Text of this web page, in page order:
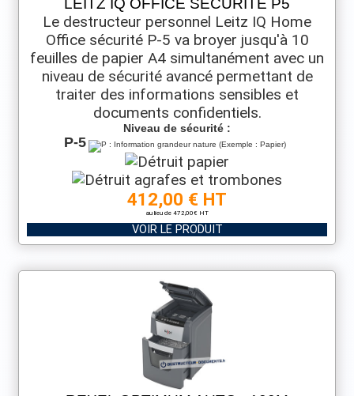
LEITZ IQ OFFICE SECURITE P5
Le destructeur personnel Leitz IQ Home
Office sécurité P-5 va broyer jusqu'à 10
feuilles de papier A4 simultanément avec un
niveau de sécurité avancé permettant de
traiter des informations sensibles et
documents confidentiels.
Niveau de sécurité :
P-5
412,00 € HT
au lieu de 472,00€ HT
VOIR LE PRODUIT